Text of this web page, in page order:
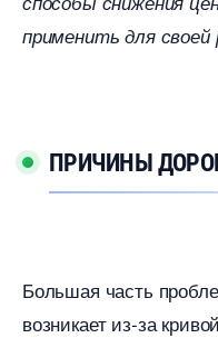
применить для своей
ПРИЧИНЫ
Большая часть
озникает из-за